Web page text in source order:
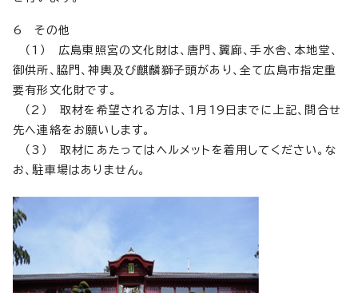
6 その他
（1） 広島東照宮の文化財は、唐門、翼廊、手水舎、本地堂、
御供所、脇門、神輿及び麒麟獅子頭があり、全て広島市指定重
要有形文化財です。
（2） 取材を希望される方は、1月19日までに上記、問合せ
先へ連絡をお願いします。
（3） 取材にあたってはヘルメットを着用してください。な
お、駐車場はありません。